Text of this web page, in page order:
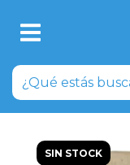
SIN STOCK